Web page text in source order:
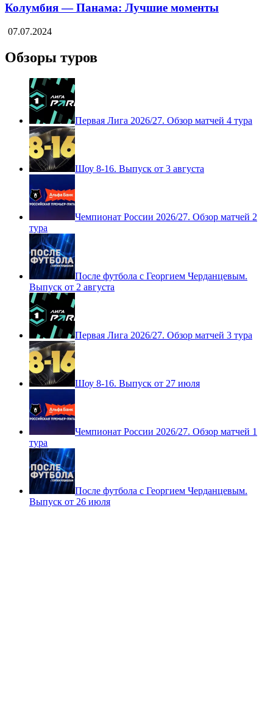
Колумбия — Панама: Лучшие моменты
07.07.2024
Обзоры туров
Первая Лига 2026/27. Обзор матчей 4 тура
Шоу 8-16. Выпуск от 3 августа
Чемпионат России 2026/27. Обзор матчей 2
тура
После футбола с Георгием Черданцевым.
Выпуск от 2 августа
Первая Лига 2026/27. Обзор матчей 3 тура
Шоу 8-16. Выпуск от 27 июля
Чемпионат России 2026/27. Обзор матчей 1
тура
После футбола с Георгием Черданцевым.
Выпуск от 26 июля